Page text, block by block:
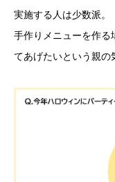
実施する人は少数派。
手作りメニューを作る
てあげたいという親の